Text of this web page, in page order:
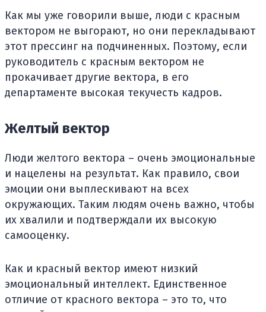
Как мы уже говорили выше, люди с красным
вектором не выгорают, но они перекладывают
этот прессинг на подчиненных. Поэтому, если
руководитель с красным вектором не
прокачивает другие вектора, в его
департаменте высокая текучесть кадров.
Желтый вектор
Люди желтого вектора – очень эмоциональные
и нацелены на результат. Как правило, свои
эмоции они выплескивают на всех
окружающих. Таким людям очень важно, чтобы
их хвалили и подтверждали их высокую
самооценку.
Как и красный вектор имеют низкий
эмоциональный интеллект. Единственное
отличие от красного вектора – это то, что